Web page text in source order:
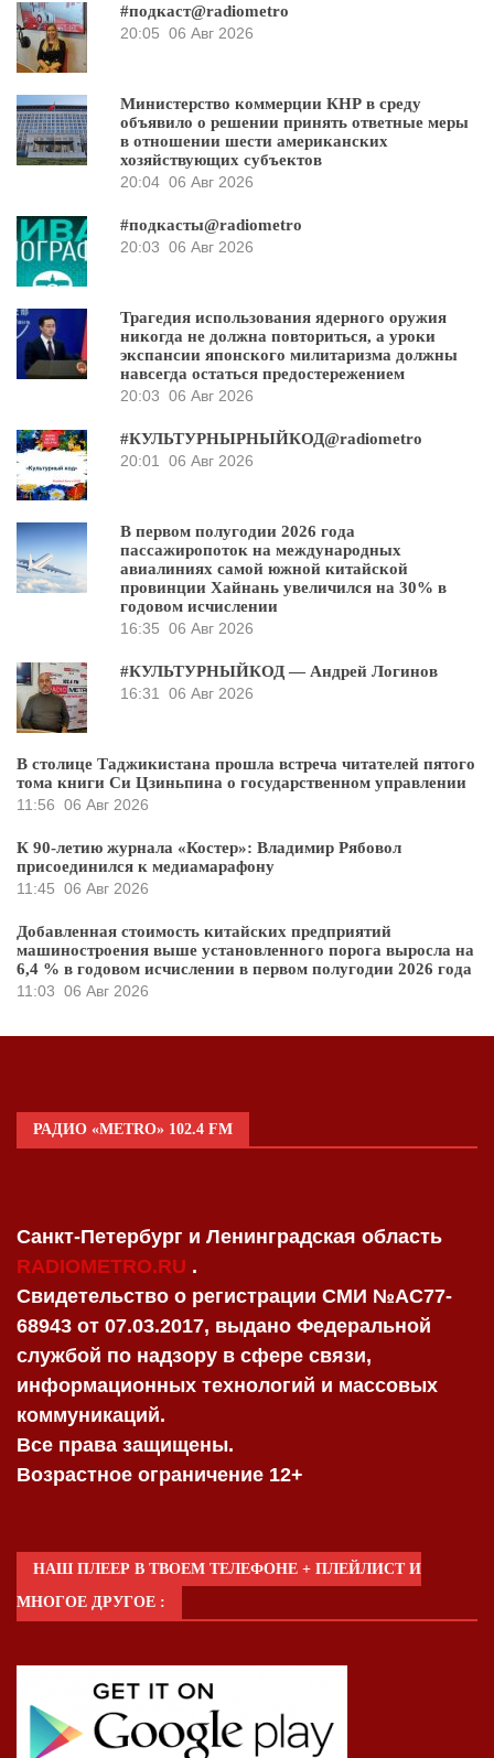
#подкаст@radiometro
20:05 06 Авг 2026
Министерство коммерции КНР в среду
объявило о решении принять ответные меры
в отношении шести американских
хозяйствующих субъектов
20:04 06 Авг 2026
#подкасты@radiometro
20:03 06 Авг 2026
Трагедия использования ядерного оружия
никогда не должна повториться, а уроки
экспансии японского милитаризма должны
навсегда остаться предостережением
20:03 06 Авг 2026
#КУЛЬТУРНЫРНЫЙКОД@radiometro
20:01
06 Авг 2026
В первом полугодии 2026 года
пассажиропоток на международных
авиалиниях самой южной китайской
провинции Хайнань увеличился на 30% в
годовом исчислении
16:35 06 Авг 2026
#КУЛЬТУРНЫЙКОД — Андрей Логинов
16:31
06 Авг 2026
В столице Таджикистана прошла встреча читателей пятого
тома книги Си Цзиньпина о государственном управлении
11:56 06 Авг 2026
К 90-летию журнала «Костер»: Владимир Рябовол
присоединился к медиамарафону
11:45 06 Авг 2026
Добавленная стоимость китайских предприятий
машиностроения выше установленного порога выросла на
6,4 % в годовом исчислении в первом полугодии 2026 года
11:03 06 Авг 2026
РАДИО «METRO» 102.4 FM
Санкт-Петербург и Ленинградская область
RADIOMETRO.RU .
Свидетельство о регистрации СМИ №AC77-
68943 от 07.03.2017, выдано Федеральной
службой по надзору в сфере связи,
информационных технологий и массовых
коммуникаций.
Все права защищены.
Возрастное ограничение 12+
НАШ ПЛЕЕР В ТВОЕМ ТЕЛЕФОНЕ + ПЛЕЙЛИСТ И
МНОГОЕ ДРУГОЕ :